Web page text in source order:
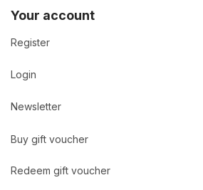
Your account
Register
Login
Newsletter
Buy gift voucher
Redeem gift voucher